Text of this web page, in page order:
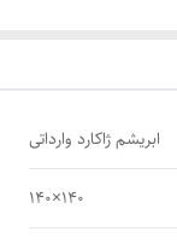
ابریشم ژاکارد وارداتی
۱۴۰×۱۴۰